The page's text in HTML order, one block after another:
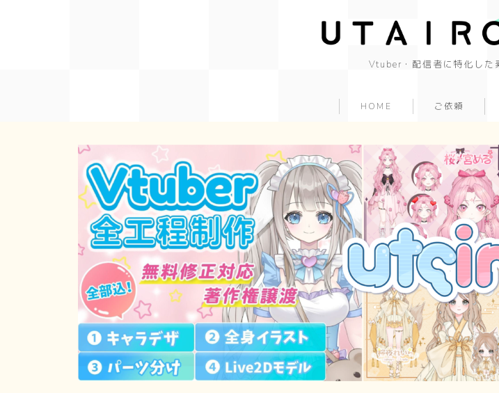
Vtuber・配信者に特化した
HOME ご依頼
cool
beautiful
Japanese style
simple